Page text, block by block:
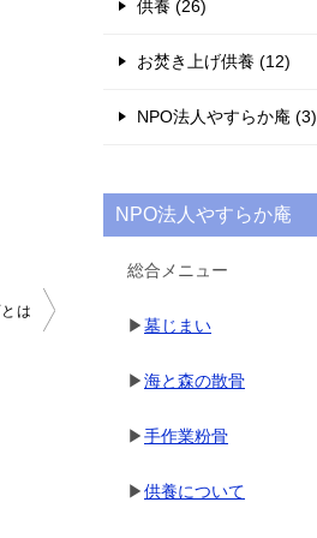
は
供養 (26)
お焚き上げ供養 (12)
NPO法人やすらか庵 (3)
NPO法人やすらか庵
総合メニュー
▶墓じまい
▶海と森の散骨
▶手作業粉骨
▶供養について